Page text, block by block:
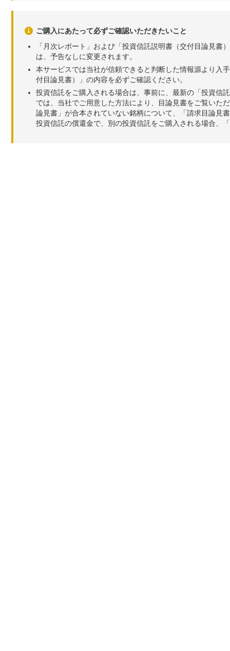
ご購入にあたって必ずご確認いただきたいこと
「月次レポート」および「投資信託説明書（交付目論見
は、予告なしに変更されます。
本サービスでは当社が信頼できると判断した情報源より入
付目論見書）」の内容を必ずご確認ください。
投資信託をご購入される場合は、事前に、最新の「投資信
では、当社でご用意した方法により、目論見書をご覧いた
論見書」が合本されていない銘柄について、「請求目論見
投資信託の償還金で、別の投資信託をご購入される場合、